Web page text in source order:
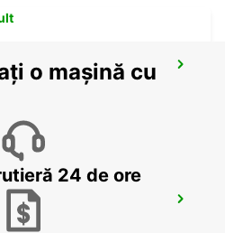
o mașină cu
24 de ore